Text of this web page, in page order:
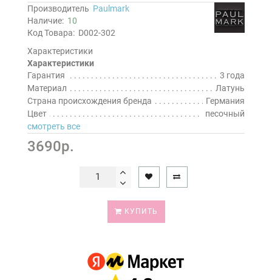
Производитель Paulmark
Наличие: 10
Код Товара: D002-302
Характеристики
Характеристики
Гарантия
3 года
Материал
Латунь
Страна происхождения бренда
Германия
Цвет
песочный
смотреть все
3690р.
КУПИТЬ